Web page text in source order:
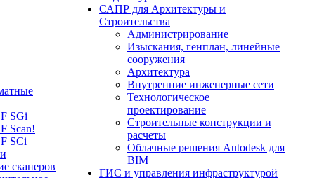
SGi
Scan!
SCi
сканеров
САПР для Архитектуры и
Строительства
Администрирование
Изыскания, генплан, линейные
сооружения
Архитектура
Внутренние инженерные сети
Технологическое
проектирование
Строительные конструкции и
расчеты
Облачные решения Autodesk для
BIM
ГИС и управления инфраструктурой